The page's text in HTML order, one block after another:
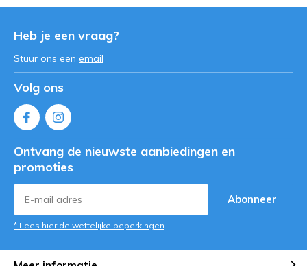
Heb je een vraag?
Stuur ons een email
Volg ons
Ontvang de nieuwste aanbiedingen en
promoties
Abonneer
* Lees hier de wettelijke beperkingen